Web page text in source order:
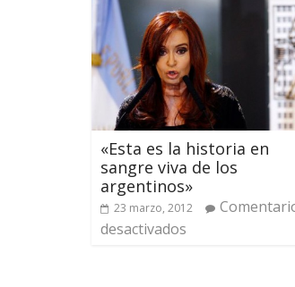
«Esta es la historia en
sangre viva de los
argentinos»
23 marzo, 2012
desactivados